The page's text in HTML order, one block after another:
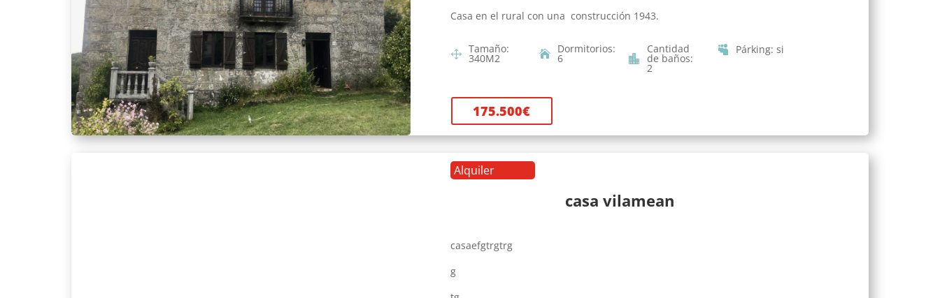
Casa en el rural con una construcción 1943.
Tamaño:
340M2
Dormitorios:
6
Cantidad
de baños:
2
Párking:si
175.500€
Alquiler
casa vilamean
casaefgtrgtrg
g